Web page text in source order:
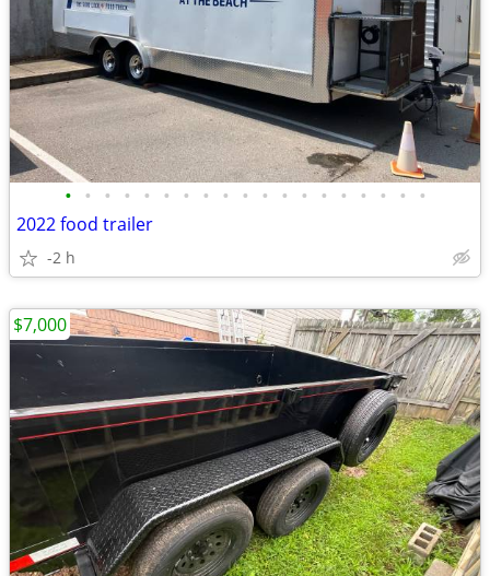
• • • • • • • • • • • • • • • • • • •
2022 food trailer
-2 h
$7,000